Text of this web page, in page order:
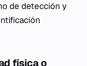
de detección y
física o